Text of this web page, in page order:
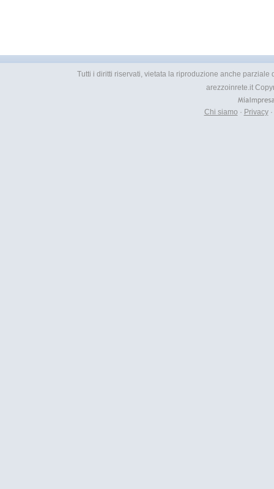
Tutti i diritti riservati, vietata la riproduzione anche
arezzoinrete.it
Chi siamo · Privacy·